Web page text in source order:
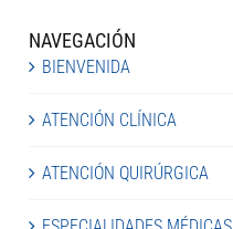
NAVEGACIÓN
BIENVENIDA
ATENCIÓN CLÍNICA
ATENCIÓN QUIRÚRGICA